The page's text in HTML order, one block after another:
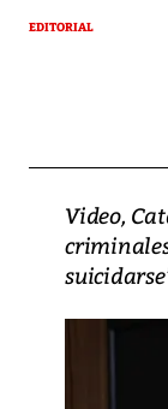
EDITORIAL
Video,